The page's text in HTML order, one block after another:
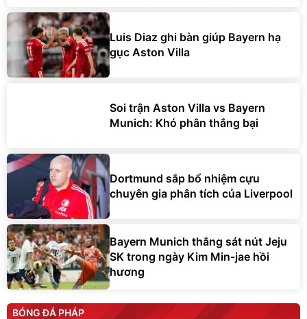
Luis Diaz ghi bàn giúp Bayern hạ
gục Aston Villa
Soi trận Aston Villa vs Bayern
Munich: Khó phân thắng bại
Dortmund sắp bổ nhiệm cựu
chuyên gia phân tích của Liverpool
Bayern Munich thắng sát nút Jeju
SK trong ngày Kim Min-jae hồi
hương
BÓNG ĐÁ PHÁP